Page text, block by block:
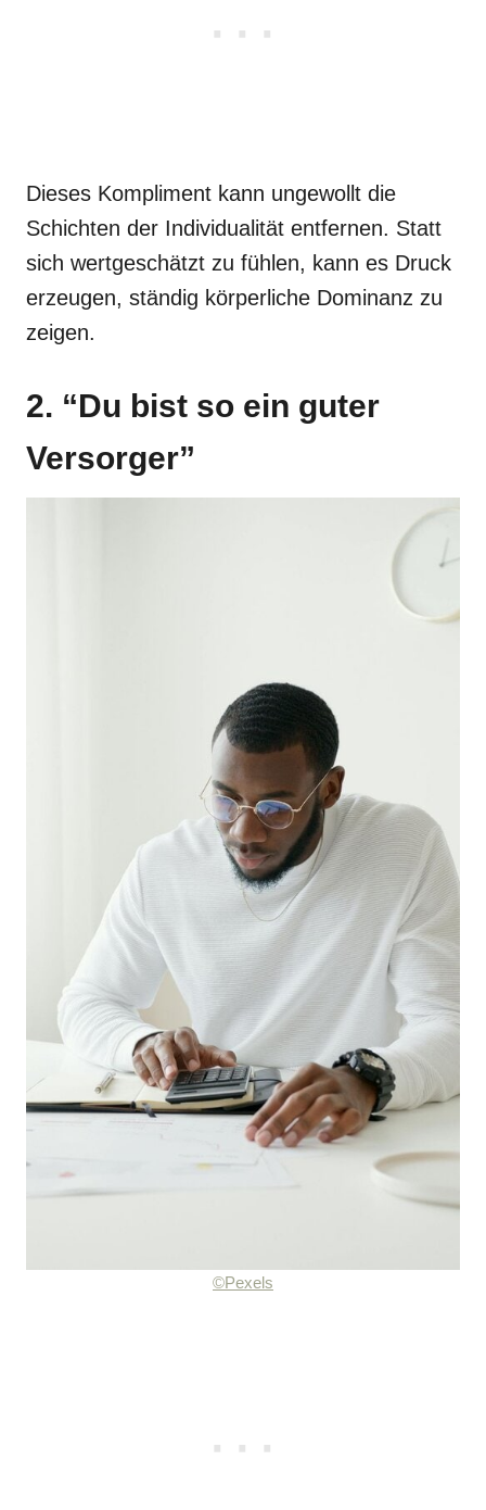
Dieses Kompliment kann ungewollt die
Schichten der Individualität entfernen. Statt
sich wertgeschätzt zu fühlen, kann es Druck
erzeugen, ständig körperliche Dominanz zu
zeigen.
2. “Du bist so ein guter
Versorger”
©Pexels